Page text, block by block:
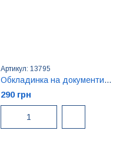
Артикул: 13795
Обкладинка на документи Just cover Keep calm and love Urkaine
290 грн